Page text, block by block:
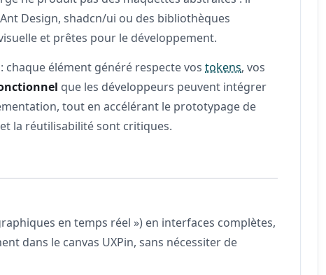
Design, shadcn/ui ou des bibliothèques
et prêtes pour le développement.
chaque élément généré respecte vostokens, vos
que les développeurs peuvent intégrer
tout en accélérant le prototypage de
la réutilisabilité sont critiques.
en temps réel ») en interfaces complètes,
dans le canvas UXPin, sans nécessiter de